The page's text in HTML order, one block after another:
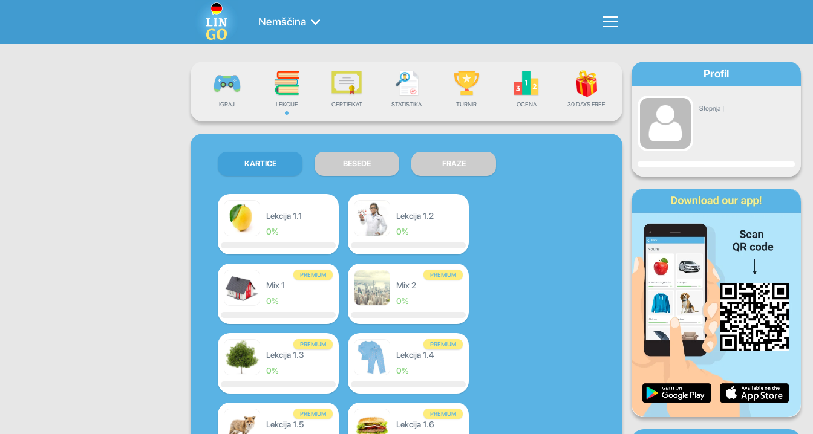
Nemščina
IGRAJ LEKCIJE CERTIFIKAT STATISTIKA TURNIR OCENA 30 DAYS FREE
KARTICE BESEDE FRAZE
Lekcija 1.1
0%
Lekcija 1.2
0%
PREMIUM
Mix 1
0%
PREMIUM
Mix 2
0%
PREMIUM
Lekcija 1.3
0%
PREMIUM
Lekcija 1.4
0%
PREMIUM
Lekcija 1.5
PREMIUM
Lekcija 1.6
Profil
Stopnja |
Napredek
Pon Sre Čet
Sob Ned
Dnevni napredek
Mesečni napredek
Celotni napredek